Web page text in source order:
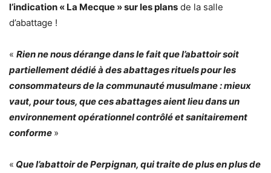
l’indication « La Mecque » sur les plans de la salle
d’abattage !
« Rien ne nous dérange dans le fait que l’abattoir soit
partiellement dédié à des abattages rituels pour les
consommateurs de la communauté musulmane : mieux
vaut, pour tous, que ces abattages aient lieu dans un
environnement opérationnel contrôlé et sanitairement
conforme »
« Que l’abattoir de Perpignan, qui traite de plus en plus de